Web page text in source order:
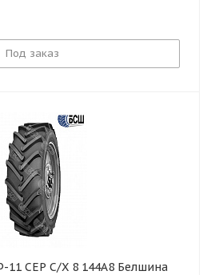
Под заказ
11 СЕР С/Х 8 144А8 Белшина